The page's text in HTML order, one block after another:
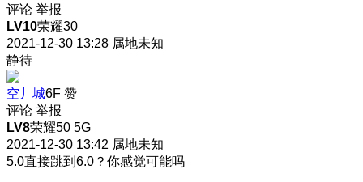
评论 举报
LV10荣耀30
2021-12-30 13:28 属地未知
静待
空丿城6F 赞
评论 举报
LV8荣耀50 5G
2021-12-30 13:42 属地未知
5.0直接跳到6.0？你感觉可能吗